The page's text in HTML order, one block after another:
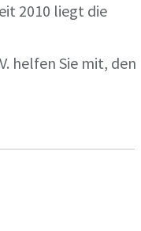
2010 liegt die
helfen Sie mit, den